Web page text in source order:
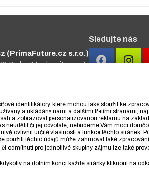
(PrimaFuture.cz s.r.o.)
Praha 7(zobrazit mapu)
Sledujte nás
identifikátory, které mohou také sloužit ke
a ukládány námi a dalšími třetími stranami,
a zobrazovat personalizovanou reklamu na
neudělit či jej odvoláte, nebudeme Vám moci
ovlivnit určité vlastnosti a funkce těchto stránek.
použití těchto údajů může zahrnovat také
odmítnutí pro jednotlivé skupiny zájmu lze také
na dolním konci každé stránky kliknout na